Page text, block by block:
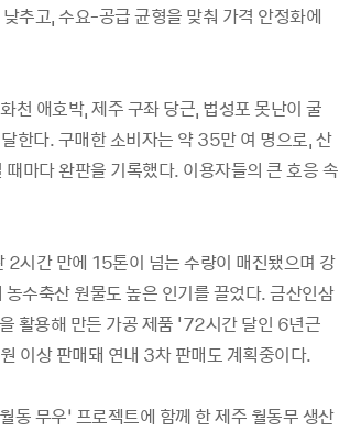
추고, 수요-공급 균형을 맞춰 가격 안정화에
천 애호박, 제주 구좌 당근, 법성포 못난이 굴
한다. 구매한 소비자는 약 35만 여 명으로, 산
마다 완판을 기록했다. 이용자들의 큰 호응 속
2시간 만에 15톤이 넘는 수량이 매진됐으며 강
수축산 원물도 높은 인기를 끌었다. 금산인삼
활용해 만든 가공 제품 '72시간 달인 6년근
이상 판매돼 연내 3차 판매도 계획중이다.
동 무우’ 프로젝트에 함께 한 제주 월동무 생산